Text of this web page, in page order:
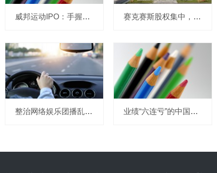
威邦运动IPO：手握8亿现金仍募资补流，实控人家族持股超99% 赛克赛斯股权集中，前番冲刺曾受警示，经销为主营收波动
整治网络娱乐团播乱象 中央网信办处置1840余个违规账号 业绩“六连亏”的中国东航：中报再预亏超18亿，高负债与流动性困局难解